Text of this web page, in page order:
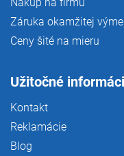
Záruka okamžitej
Ceny šité na mieru
Užitočné
Kontakt
Reklamácie
Blog